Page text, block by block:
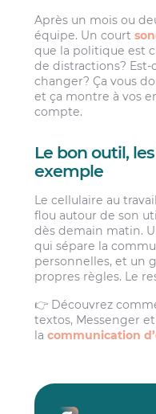
Après un mois ou
équipe. Un court
que la politique est
de distractions?
changer? Ça vous
et ça montre à vos
compte.
Le bon outil,
exemple
Le cellulaire au
flou autour de son
dès demain matin.
qui sépare la
personnelles, et un
propres règles. Le
👉 Découvrez
textos, Messenger
lacommunication